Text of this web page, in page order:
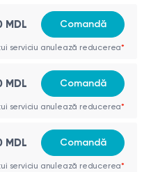
vizualizarea
MDL Comandă
serviciu anulează reducerea*
MDL Comandă
serviciu anulează reducerea*
MDL Comandă
serviciu anulează reducerea*